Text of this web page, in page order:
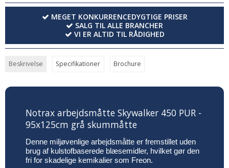
MEGET KONKURRENCEDYGTIGE PRISER
SALG TIL ALLE BRANCHER
VI ER ALTID TIL RÅDIGHED
Beskrivelse Specifikationer Brochure
Notrax arbejdsmåtte Skywalker 450 PUR -
95x125cm grå skummåtte
Denne miljøvenlige arbejdsmåtte er fremstillet uden
brug af kulstofbaserede blæsemidler, hvilket gør den
fri for skadelige kemikalier som Freon.